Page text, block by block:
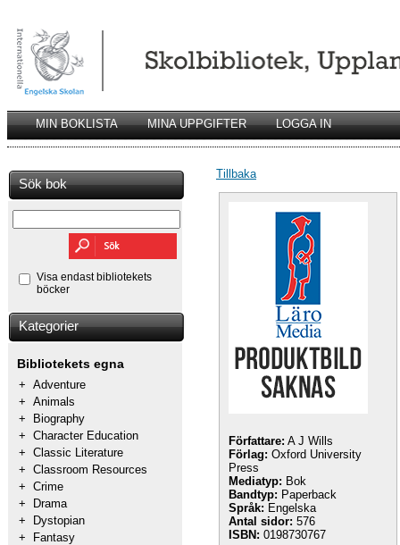
MIN BOKLISTA MINA UPPGIFTER LOGGA IN
Sök bok
Visa endast bibliotekets
böcker
Kategorier
Bibliotekets egna
+ Adventure
+ Animals
+
Biography
+ Character Education
+ Classic Literature
+ Classroom Resources
+ Crime
+
Drama
+
Dystopian
+
Fantasy
Tillbaka
Författare: A J Wills
Förlag: Oxford University
Press
Mediatyp: Bok
Bandtyp: Paperback
Språk: Engelska
Antal sidor: 576
ISBN: 0198730767